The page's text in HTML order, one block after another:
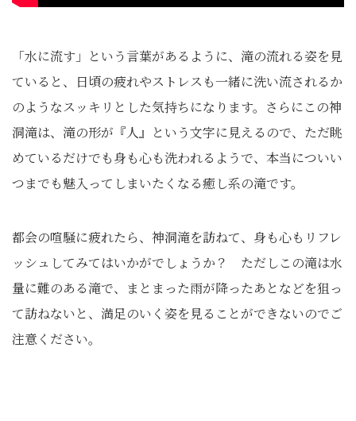
「水に流す」という言葉があるように、滝の流れる姿を見
ていると、日頃の疲れやストレスも一緒に洗い流されるか
のようなスッキリとした気持ちになります。さらにこの神
洞滝は、滝の形が『人』という文字に見えるので、ただ眺
めているだけでも身も心も洗われるようで、本当についい
つまでも魅入ってしまいたくなる癒し系の滝です。
都会の喧騒に疲れたら、神洞滝を訪ねて、身も心もリフレ
ッシュしてみてはいかがでしょうか？ ただしこの滝は水
量に難のある滝で、まとまった雨が降ったあとなどを狙っ
て訪ねないと、満足のいく姿を見ることができないのでご
注意ください。